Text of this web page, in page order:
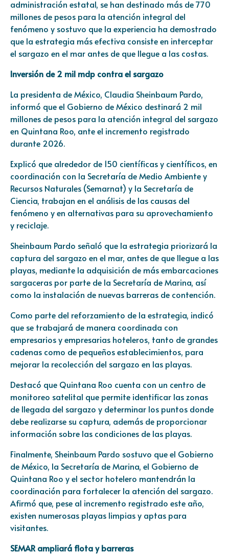
administración estatal, se han destinado más de 770
millones de pesos para la atención integral del
fenómeno y sostuvo que la experiencia ha demostrado
que la estrategia más efectiva consiste en interceptar
el sargazo en el mar antes de que llegue a las costas.
Inversión de 2 mil mdp contra el sargazo
La presidenta de México, Claudia Sheinbaum Pardo,
informó que el Gobierno de México destinará 2 mil
millones de pesos para la atención integral del sargazo
en Quintana Roo, ante el incremento registrado
durante 2026.
Explicó que alrededor de 150 científicas y científicos, en
coordinación con la Secretaría de Medio Ambiente y
Recursos Naturales (Semarnat) y la Secretaría de
Ciencia, trabajan en el análisis de las causas del
fenómeno y en alternativas para su aprovechamiento
y reciclaje.
Sheinbaum Pardo señaló que la estrategia priorizará la
captura del sargazo en el mar, antes de que llegue a las
playas, mediante la adquisición de más embarcaciones
sargaceras por parte de la Secretaría de Marina, así
como la instalación de nuevas barreras de contención.
Como parte del reforzamiento de la estrategia, indicó
que se trabajará de manera coordinada con
empresarios y empresarias hoteleros, tanto de grandes
cadenas como de pequeños establecimientos, para
mejorar la recolección del sargazo en las playas.
Destacó que Quintana Roo cuenta con un centro de
monitoreo satelital que permite identificar las zonas
de llegada del sargazo y determinar los puntos donde
debe realizarse su captura, además de proporcionar
información sobre las condiciones de las playas.
Finalmente, Sheinbaum Pardo sostuvo que el Gobierno
de México, la Secretaría de Marina, el Gobierno de
Quintana Roo y el sector hotelero mantendrán la
coordinación para fortalecer la atención del sargazo.
Afirmó que, pese al incremento registrado este año,
existen numerosas playas limpias y aptas para
visitantes.
SEMAR ampliará flota y barreras